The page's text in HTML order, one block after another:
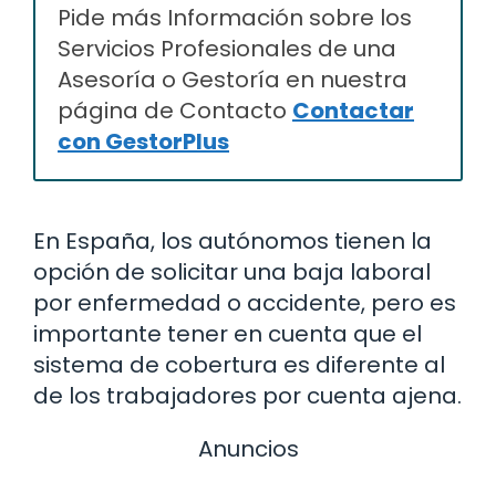
Pide más Información sobre los
Servicios Profesionales de una
Asesoría o Gestoría en nuestra
página de Contacto Contactar
con GestorPlus
En España, los autónomos tienen la
opción de solicitar una baja laboral
por enfermedad o accidente, pero es
importante tener en cuenta que el
sistema de cobertura es diferente al
de los trabajadores por cuenta ajena.
Anuncios